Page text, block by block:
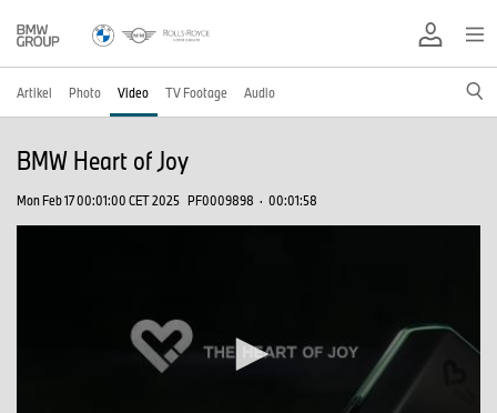
Artikel Photo Video TV Footage Audio
BMW Heart of Joy
Mon Feb 17 00:01:00 CET 2025 PF0009898 · 00:01:58